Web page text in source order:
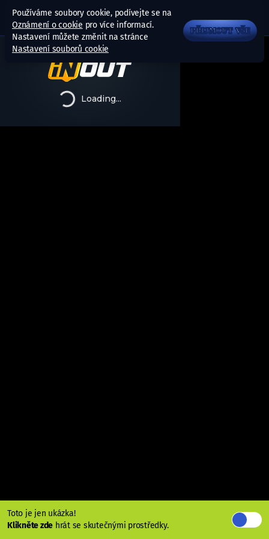
Toto je jen ukázka!
Klikněte zde hrát se skutečnými prostředky.
Používáme soubory cookie, podívejte se na
Oznámení o cookie pro více informací.
Nastavení můžete změnit na stránce
Nastavení souborů cookie
PŘIJMOUT VŠE